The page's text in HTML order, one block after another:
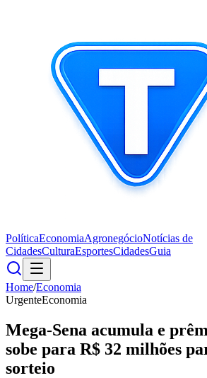
PolíticaEconomiaAgronegócioNotícias de
CidadesCulturaEsportesCidadesGuia
Home/Economia
UrgenteEconomia
Mega-Sena acumula e
sobe para R$ 32 milhões
sorteio